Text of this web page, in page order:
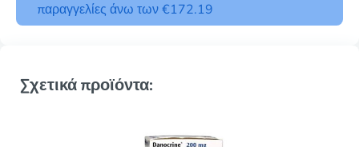
παραγγελίες άνω των €172.19
Σχετικά προϊόντα: